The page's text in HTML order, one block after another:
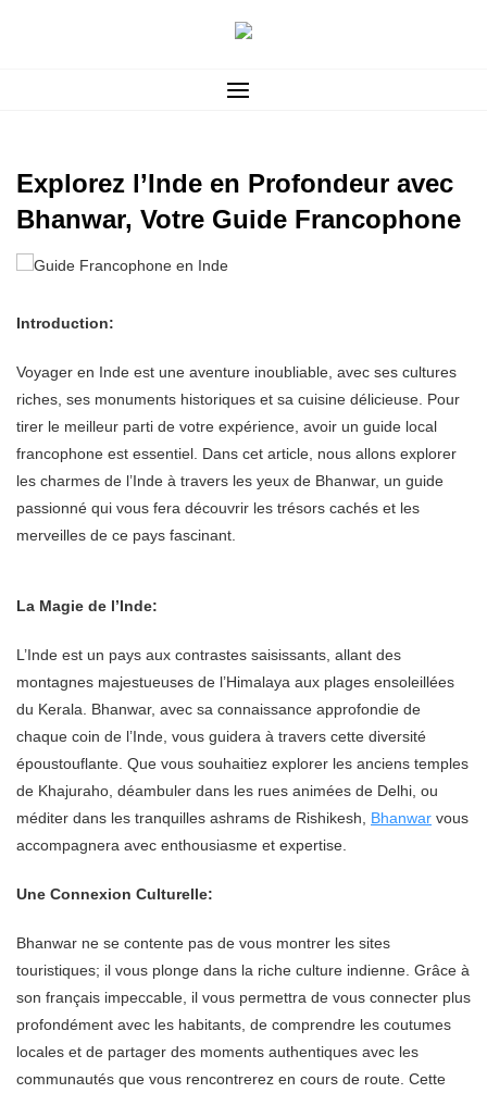
Explorez l’Inde en Profondeur avec
Bhanwar, Votre Guide Francophone
Introduction:
Voyager en Inde est une aventure inoubliable, avec ses cultures
riches, ses monuments historiques et sa cuisine délicieuse. Pour
tirer le meilleur parti de votre expérience, avoir un guide local
francophone est essentiel. Dans cet article, nous allons explorer
les charmes de l’Inde à travers les yeux de Bhanwar, un guide
passionné qui vous fera découvrir les trésors cachés et les
merveilles de ce pays fascinant.
La Magie de l’Inde:
L’Inde est un pays aux contrastes saisissants, allant des
montagnes majestueuses de l’Himalaya aux plages ensoleillées
du Kerala. Bhanwar, avec sa connaissance approfondie de
chaque coin de l’Inde, vous guidera à travers cette diversité
époustouflante. Que vous souhaitiez explorer les anciens temples
de Khajuraho, déambuler dans les rues animées de Delhi, ou
méditer dans les tranquilles ashrams de Rishikesh, Bhanwar vous
accompagnera avec enthousiasme et expertise.
Une Connexion Culturelle:
Bhanwar ne se contente pas de vous montrer les sites
touristiques; il vous plonge dans la riche culture indienne. Grâce à
son français impeccable, il vous permettra de vous connecter plus
profondément avec les habitants, de comprendre les coutumes
locales et de partager des moments authentiques avec les
communautés que vous rencontrerez en cours de route. Cette